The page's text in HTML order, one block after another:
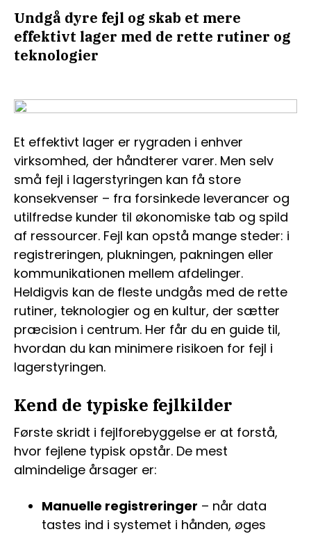
Undgå dyre fejl og skab et mere
effektivt lager med de rette rutiner og
teknologier
Et effektivt lager er rygraden i enhver
virksomhed, der håndterer varer. Men selv
små fejl i lagerstyringen kan få store
konsekvenser – fra forsinkede leverancer og
utilfredse kunder til økonomiske tab og spild
af ressourcer. Fejl kan opstå mange steder: i
registreringen, plukningen, pakningen eller
kommunikationen mellem afdelinger.
Heldigvis kan de fleste undgås med de rette
rutiner, teknologier og en kultur, der sætter
præcision i centrum. Her får du en guide til,
hvordan du kan minimere risikoen for fejl i
lagerstyringen.
Kend de typiske fejlkilder
Første skridt i fejlforebyggelse er at forstå,
hvor fejlene typisk opstår. De mest
almindelige årsager er:
Manuelle registreringer – når data
tastes ind i systemet i hånden, øges